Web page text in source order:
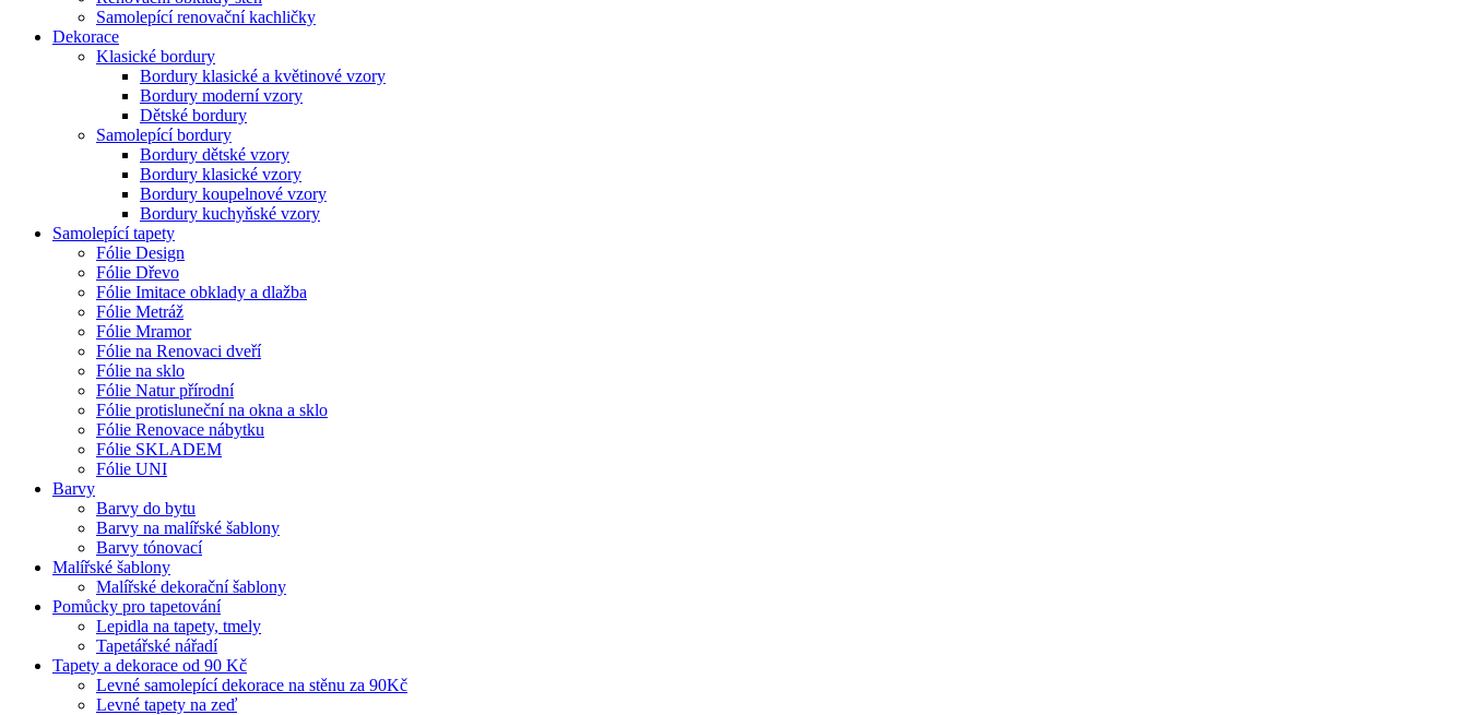
Samolepící renovační kachličky
Dekorace
Klasické bordury
Bordury klasické a květinové vzory
Bordury moderní vzory
Dětské bordury
Samolepící bordury
Bordury dětské vzory
Bordury klasické vzory
Bordury koupelnové vzory
Bordury kuchyňské vzory
Samolepící tapety
Fólie Design
Fólie Dřevo
Fólie Imitace obklady a dlažba
Fólie Metráž
Fólie Mramor
Fólie na Renovaci dveří
Fólie na sklo
Fólie Natur přírodní
Fólie protisluneční na okna a sklo
Fólie Renovace nábytku
Fólie SKLADEM
Fólie UNI
Barvy
Barvy do bytu
Barvy na malířské šablony
Barvy tónovací
Malířské šablony
Malířské dekorační šablony
Pomůcky pro tapetování
Lepidla na tapety, tmely
Tapetářské nářadí
Tapety a dekorace od 90 Kč
Levné samolepící dekorace na stěnu za 90Kč
Levné tapety na zeď